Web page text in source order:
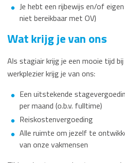
Je hebt een rijbewijs en/of
niet bereikbaar met OV)
Wat krijg je van ons
Als stagiair krijg je een mooie tijd
werkplezier krijg je van ons:
Een uitstekende
per maand (o.b.v. fulltime)
Reiskostenvergoeding
Alle ruimte om jezelf te
van onze vakmensen